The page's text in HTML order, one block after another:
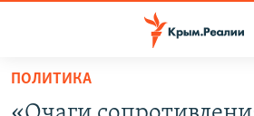
Вернуться
ПОЛИТИКА